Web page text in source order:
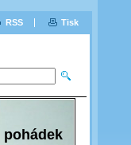
RSS Tisk